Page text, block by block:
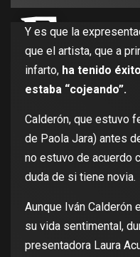
Y es que la
que el artista, que a
infarto, ha tenido
estaba “cojeando”.
Calderón, que estuvo
de Paola Jara) antes
no estuvo de acuerdo
duda de si tiene novia.
Aunque Iván Calderón
su vida sentimental,
presentadora Laura